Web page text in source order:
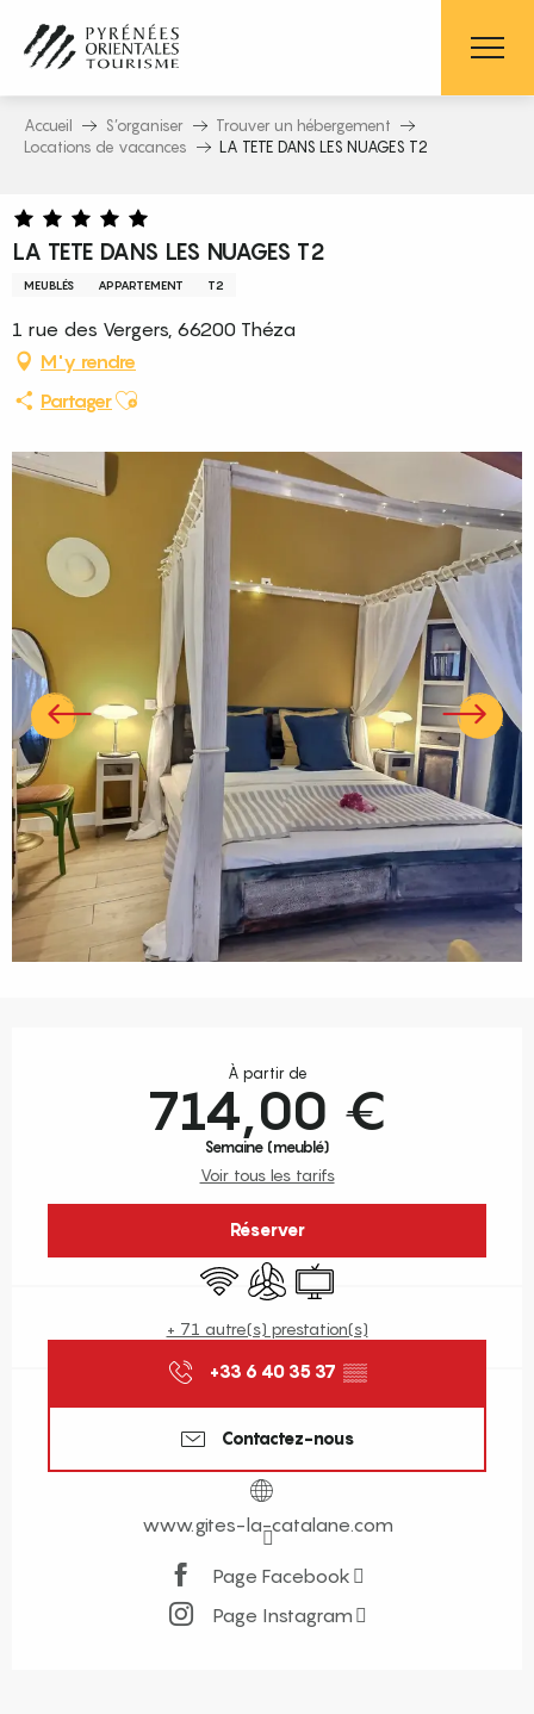
contenu
principal
Accueil S’organiser
Trouver un hébergement
Locations de vacances
LA TETE DANS LES NUAGES T2
LA TETE DANS LES NUAGES T2
MEUBLÉS APPARTEMENT T2
1 rue des Vergers, 66200 Théza
M'y rendre
PartagerAjouter aux favoris
À partir de
714,00 €
Semaine (meublé)
Voir tous les tarifs
Réserver
WiFi Air conditionné
Télévision
+ 71 autre(s) prestation(s)
+33 6 40 35 37 ▒▒
Contactez-nous
www.gites-la-catalane.com
Page Facebook
Page Instagram